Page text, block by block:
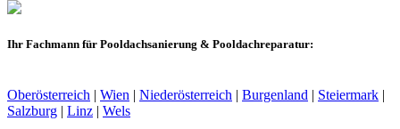
Ihr Fachmann für Pooldachsanierung & Pooldachreparatur:
Oberösterreich | Wien | Niederösterreich | Burgenland | Steiermark |
Salzburg | Linz | Wels